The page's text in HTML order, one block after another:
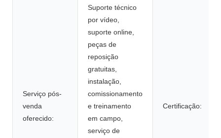
Serviço pós-
venda
oferecido:
Suporte técnico
por vídeo,
suporte online,
peças de
reposição
gratuitas,
instalação,
comissionamento
e treinamento
em campo,
serviço de
Certificação: